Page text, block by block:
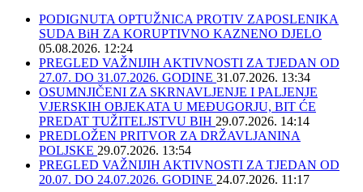
PODIGNUTA OPTUŽNICA PROTIV ZAPOSLENIKA
SUDA BiH ZA KORUPTIVNO KAZNENO DJELO
05.08.2026. 12:24
PREGLED VAŽNIJIH AKTIVNOSTI ZA TJEDAN OD
27.07. DO 31.07.2026. GODINE 31.07.2026. 13:34
OSUMNJIČENI ZA SKRNAVLJENJE I PALJENJE
VJERSKIH OBJEKATA U MEĐUGORJU, BIT ĆE
PREDAT TUŽITELJSTVU BIH 29.07.2026. 14:14
PREDLOŽEN PRITVOR ZA DRŽAVLJANINA
POLJSKE 29.07.2026. 13:54
PREGLED VAŽNIJIH AKTIVNOSTI ZA TJEDAN OD
20.07. DO 24.07.2026. GODINE 24.07.2026. 11:17